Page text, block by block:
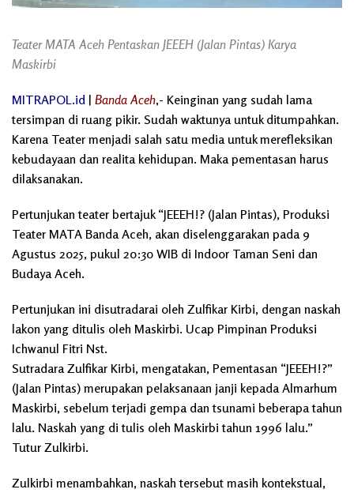
Teater MATA Aceh Pentaskan JEEEH (Jalan Pintas) Karya
Maskirbi
MITRAPOL.id | Banda Aceh,- Keinginan yang sudah lama
tersimpan di ruang pikir. Sudah waktunya untuk ditumpahkan.
Karena Teater menjadi salah satu media untuk merefleksikan
kebudayaan dan realita kehidupan. Maka pementasan harus
dilaksanakan.
Pertunjukan teater bertajuk “JEEEH!? (Jalan Pintas), Produksi
Teater MATA Banda Aceh, akan diselenggarakan pada 9
Agustus 2025, pukul 20:30 WIB di Indoor Taman Seni dan
Budaya Aceh.
Pertunjukan ini disutradarai oleh Zulfikar Kirbi, dengan naskah
lakon yang ditulis oleh Maskirbi. Ucap Pimpinan Produksi
Ichwanul Fitri Nst.
Sutradara Zulfikar Kirbi, mengatakan, Pementasan “JEEEH!?”
(Jalan Pintas) merupakan pelaksanaan janji kepada Almarhum
Maskirbi, sebelum terjadi gempa dan tsunami beberapa tahun
lalu. Naskah yang di tulis oleh Maskirbi tahun 1996 lalu.”
Tutur Zulkirbi.
Zulkirbi menambahkan, naskah tersebut masih kontekstual,